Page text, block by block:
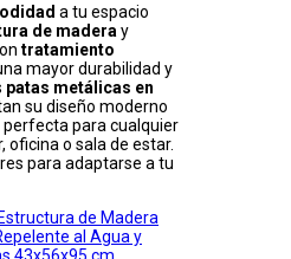
a tu espacio
de maderay
tratamiento
mayor durabilidad y
patas metálicas en
su diseño moderno
para cualquier
oficina o sala de estar.
para adaptarse a tu